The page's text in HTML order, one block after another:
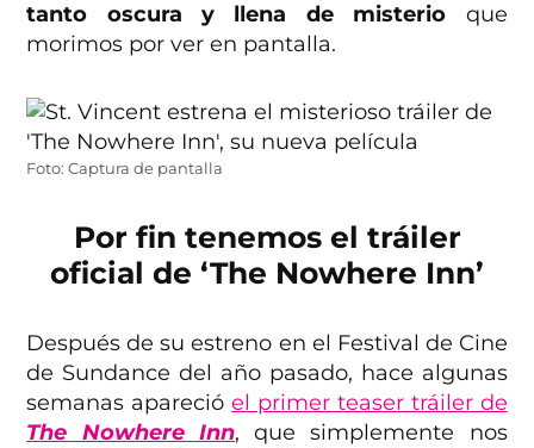
tanto oscura y llena de misterio que
morimos por ver en pantalla.
Foto: Captura de pantalla
Por fin tenemos el tráiler
oficial de ‘The Nowhere Inn’
Después de su estreno en el Festival de Cine
de Sundance del año pasado, hace algunas
semanas aparecióel primer teaser tráiler de
The Nowhere Inn, que simplemente nos